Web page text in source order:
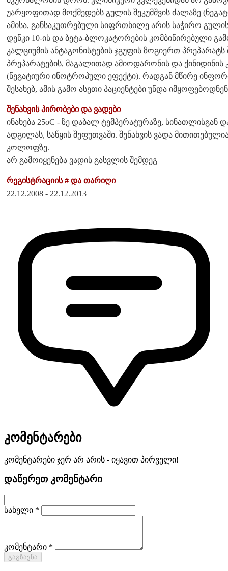
უარყოფითად მოქმედებს გულის შეკუმშვის ძალაზე
ამისა, განსაკუთრებული სიფრთხილე არის საჭირო
დენკი 10-ის და ბეტა-ბლოკატორების კომბინირებული
კალციუმის ანტაგონისტების ჯგუფის ზოგიერთ
პრეპარატების, მაგალითად ამიოდარონის და ქინიდინის
(ნეგატიური ინოტროპული ეფექტი). რადგან მწირე
შესახებ, ამის გამო ასეთი პაციენტები უნდა
შენახვის პირობები და ვადები
ინახება 25oC - ზე დაბალ ტემპერატურაზე, სინათლისგან
ადგილას, საწყის შეფუთვაში. შენახვის ვადა
კოლოფზე.
არ გამოიყენება ვადის გასვლის შემდეგ
რეგისტრაციის # და თარიღი
22.12.2008 - 22.12.2013
კომენტარები
კომენტარები ჯერ არ არის - იყავით პირველი!
დაწერეთ კომენტარი
სახელი *
კომენტარი *
გაგზავნა